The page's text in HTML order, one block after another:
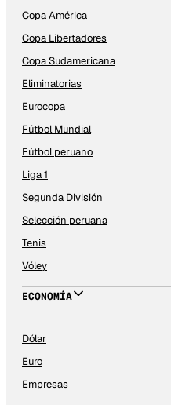
Copa América
Copa Libertadores
Copa Sudamericana
Eliminatorias
Eurocopa
Fútbol Mundial
Fútbol peruano
Liga 1
Segunda División
Selección peruana
Tenis
Vóley
ECONOMÍA
Dólar
Euro
Empresas